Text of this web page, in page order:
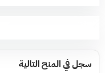
سجل في المنح التالية